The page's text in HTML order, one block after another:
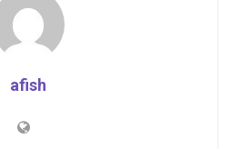
afish